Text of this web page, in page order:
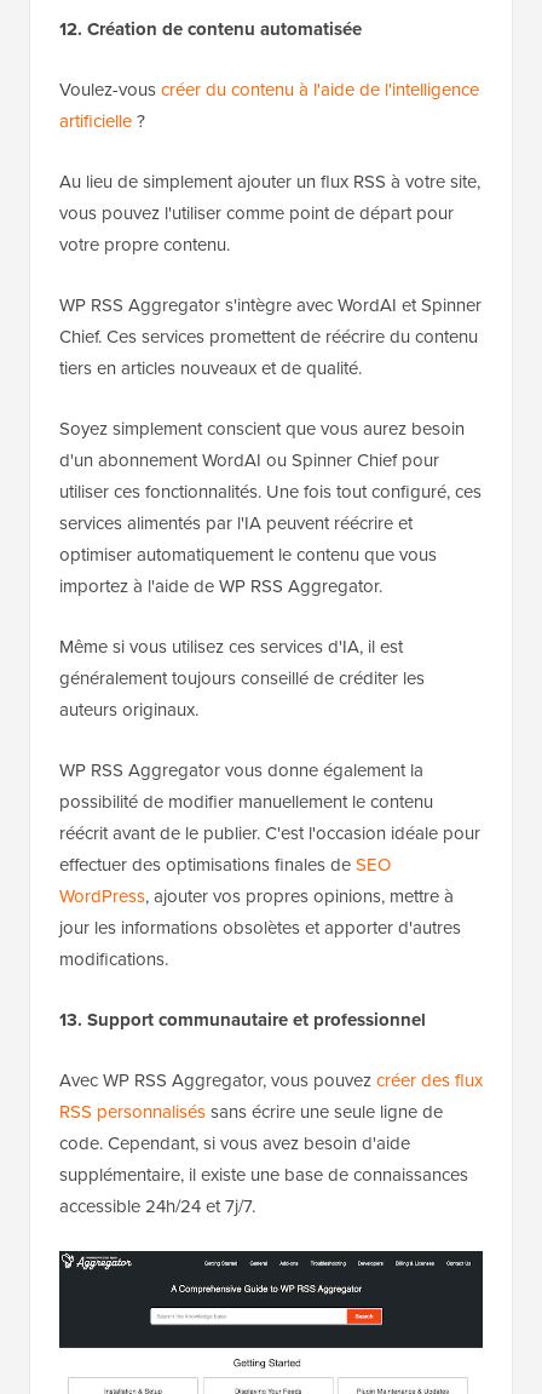
12. Création de contenu automatisée
Voulez-vouscréer du contenu à l'aide de l'intelligence
artificielle?
Au lieu de simplement ajouter un flux RSS à votre site,
vous pouvez l'utiliser comme point de départ pour
votre propre contenu.
WP RSS Aggregator s'intègre avec WordAI et Spinner
Chief. Ces services promettent de réécrire du contenu
tiers en articles nouveaux et de qualité.
Soyez simplement conscient que vous aurez besoin
d'un abonnement WordAI ou Spinner Chief pour
utiliser ces fonctionnalités. Une fois tout configuré, ces
services alimentés par l'IA peuvent réécrire et
optimiser automatiquement le contenu que vous
importez à l'aide de WP RSS Aggregator.
Même si vous utilisez ces services d'IA, il est
généralement toujours conseillé de créditer les
auteurs originaux.
WP RSS Aggregator vous donne également la
possibilité de modifier manuellement le contenu
réécrit avant de le publier. C'est l'occasion idéale pour
effectuer des optimisations finales deSEO
WordPress, ajouter vos propres opinions, mettre à
jour les informations obsolètes et apporter d'autres
modifications.
13. Support communautaire et professionnel
Avec WP RSS Aggregator, vous pouvezcréer des flux
RSS personnaliséssans écrire une seule ligne de
code. Cependant, si vous avez besoin d'aide
supplémentaire, il existe une base de connaissances
accessible 24h/24 et 7j/7.